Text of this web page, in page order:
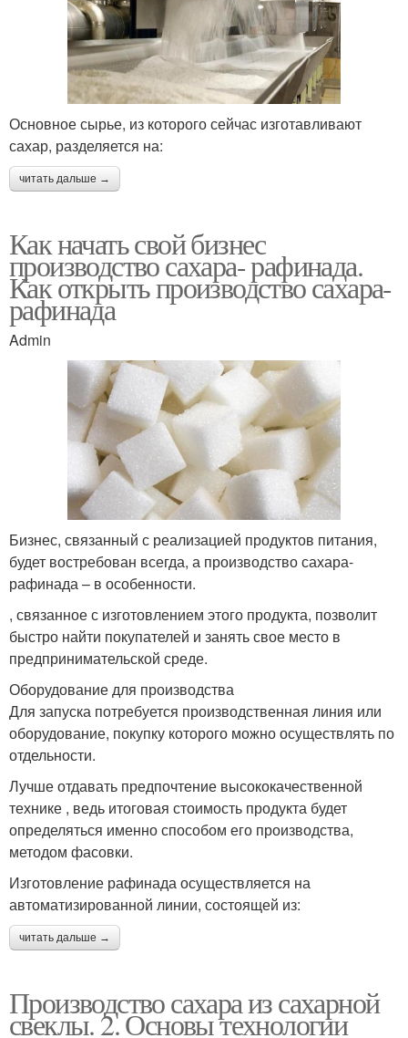
Основное сырье, из которого сейчас изготавливают
сахар, разделяется на:
читать дальше →
Как начать свой бизнес
производство сахара- рафинада.
Как открыть производство сахара-
рафинада
Admin
Бизнес, связанный с реализацией продуктов питания,
будет востребован всегда, а производство сахара-
рафинада – в особенности.
, связанное с изготовлением этого продукта, позволит
быстро найти покупателей и занять свое место в
предпринимательской среде.
Оборудование для производства
Для запуска потребуется производственная линия или
оборудование, покупку которого можно осуществлять по
отдельности.
Лучше отдавать предпочтение высококачественной
технике , ведь итоговая стоимость продукта будет
определяться именно способом его производства,
методом фасовки.
Изготовление рафинада осуществляется на
автоматизированной линии, состоящей из:
читать дальше →
Производство сахара из сахарной
свеклы. 2. Основы технологии